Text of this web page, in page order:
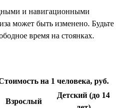
и навигационными
может быть изменено. Будьте
время на стоянках.
на 1 человека, руб.
Взрослый
Детский (до 14